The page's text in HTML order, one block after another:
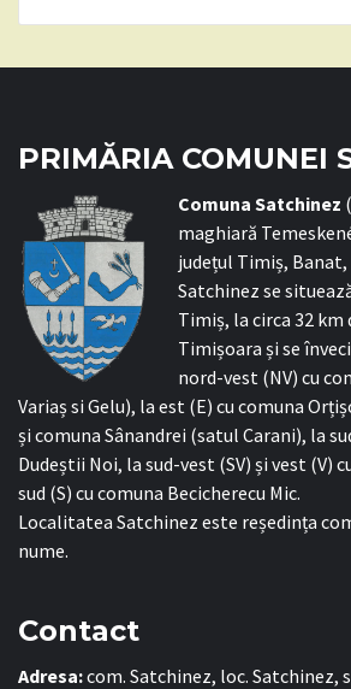
PRIMĂRIA COMUNEI
Comuna Satchinez
maghiară
județul Timiș,
Satchinez se
Timiș, la circa 32 km
Timișoara și se
nord-vest (NV) cu
Variaș si Gelu), la est (E) cu comuna
și comuna Sânandrei (satul Carani), la
Dudeștii Noi, la sud-vest (SV) și vest (V)
sud (S) cu comuna Becicherecu Mic.
Localitatea Satchinez este reședința
nume.
Contact
Adresa:com. Satchinez, loc. Satchinez,